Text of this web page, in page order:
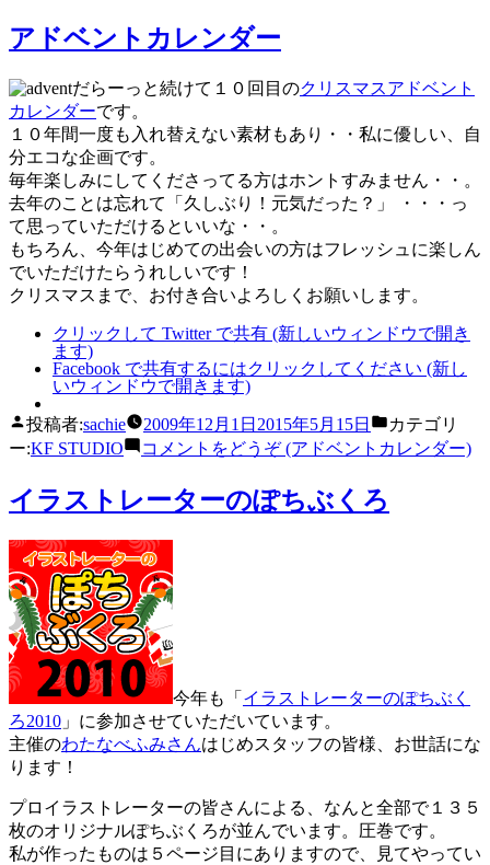
アドベントカレンダー
だらーっと続けて１０回目のクリスマスアドベント
カレンダーです。
１０年間一度も入れ替えない素材もあり・・私に優しい、自
分エコな企画です。
毎年楽しみにしてくださってる方はホントすみません・・。
去年のことは忘れて「久しぶり！元気だった？」 ・・・っ
て思っていただけるといいな・・。
もちろん、今年はじめての出会いの方はフレッシュに楽しん
でいただけたらうれしいです！
クリスマスまで、お付き合いよろしくお願いします。
クリックして Twitter で共有 (新しいウィンドウで開き
ます)
Facebook で共有するにはクリックしてください (新し
いウィンドウで開きます)
投稿者:sachie 2009年12月1日 2015年5月15日
カテゴリ
ー:KF STUDIO コメントをどうぞ(アドベントカレンダー)
イラストレーターのぽちぶくろ
今年も「 イラストレーターのぽちぶく
ろ2010 」に参加させていただいています。
主催のわたなべふみさんはじめスタッフの皆様、お世話にな
ります！
プロイラストレーターの皆さんによる、なんと全部で１３５
枚のオリジナルぽちぶくろが並んでいます。圧巻です。
私が作ったものは５ページ目にありますので、見てやってい